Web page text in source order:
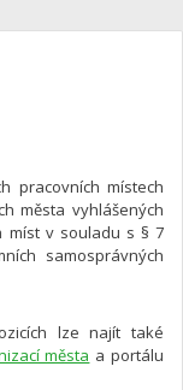
pracovních místech
města vyhlášených
míst v souladu s § 7
samosprávných
lze najít také
města a portálu